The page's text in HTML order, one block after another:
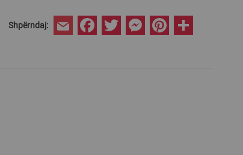
Shpërndaj: Email FacebookTwitter MessengerPinterest